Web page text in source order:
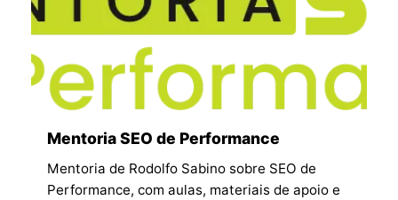
Mentoria SEO de Performance
Mentoria de Rodolfo Sabino sobre SEO de
Performance, com aulas, materiais de apoio e